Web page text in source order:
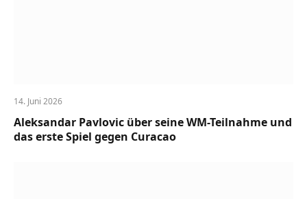
14. Juni 2026
Aleksandar Pavlovic über seine WM-Teilnahme und
das erste Spiel gegen Curacao